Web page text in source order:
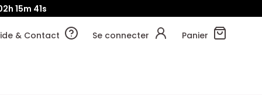
15m 39s
& Contact Se connecter Panier